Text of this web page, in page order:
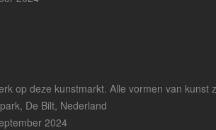
op deze kunstmarkt. Alle vormen van kunst
De Bilt, Nederland
2024